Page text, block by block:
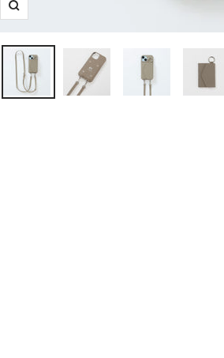
ズ
ム
イ
ン